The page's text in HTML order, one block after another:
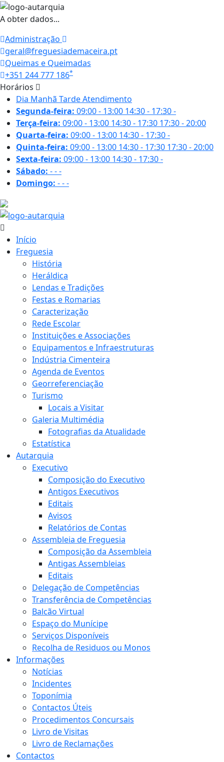
A obter dados...
Administração
geral@freguesiademaceira.pt
Queimas e Queimadas
+351 244 777 186*
Horários
Dia Manhã TardeAtendimento
Segunda-feira: 09:00 - 13:00 14:30 - 17:30-
Terça-feira: 09:00 - 13:00 14:30 - 17:30 17:30 - 20:00
Quarta-feira: 09:00 - 13:00 14:30 - 17:30-
Quinta-feira: 09:00 - 13:00 14:30 - 17:30 17:30 - 20:00
Sexta-feira: 09:00 - 13:00 14:30 - 17:30-
Sábado: ---
Domingo: ---
Início
Freguesia
História
Heráldica
Lendas e Tradições
Festas e Romarias
Caracterização
Rede Escolar
Instituições e Associações
Equipamentos e Infraestruturas
Indústria Cimenteira
Agenda de Eventos
Georreferenciação
Turismo
Locais a Visitar
Galeria Multimédia
Fotografias da Atualidade
Estatística
Autarquia
Executivo
Composição do Executivo
Antigos Executivos
Editais
Avisos
Relatórios de Contas
Assembleia de Freguesia
Composição da Assembleia
Antigas Assembleias
Editais
Delegação de Competências
Transferência de Competências
Balcão Virtual
Espaço do Munícipe
Serviços Disponíveis
Recolha de Residuos ou Monos
Informações
Notícias
Incidentes
Toponímia
Contactos Úteis
Procedimentos Concursais
Livro de Visitas
Livro de Reclamações
Contactos